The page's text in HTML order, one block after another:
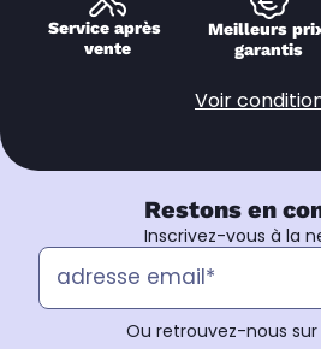
Service après
vente
Meilleurs
garantis
Voir
Restons en
Inscrivez-vous à la
Ou retrouvez-nous sur